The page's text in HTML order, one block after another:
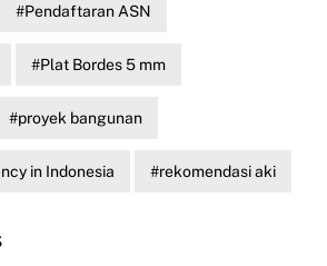
Pendaftaran ASN
Plat Bordes 5 mm
proyek bangunan
in Indonesia rekomendasi aki